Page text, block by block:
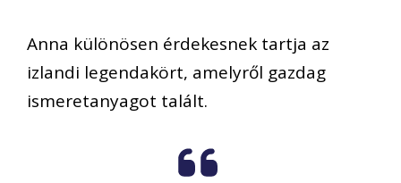
Anna különösen érdekesnek tartja az
izlandi legendakört, amelyről gazdag
ismeretanyagot talált.